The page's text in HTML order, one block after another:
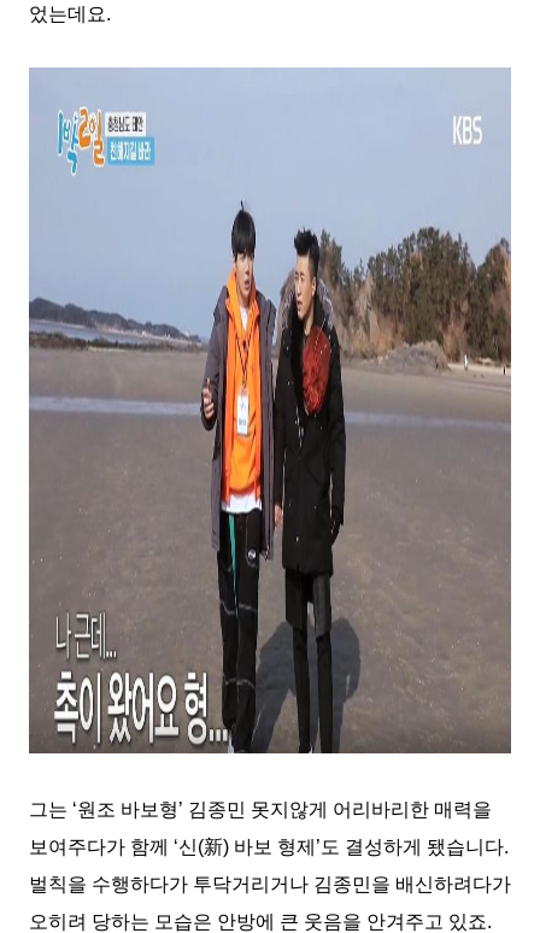
었는데요.
그는 ‘원조 바보형’ 김종민 못지않게 어리바리한 매력을
보여주다가 함께 ‘신(新) 바보 형제 ’도 결성하게 됐습니다.
벌칙을 수행하다가 투닥거리거나 김종민을 배신하려다가
오히려 당하는 모습은 안방에 큰 웃음을 안겨주고 있죠.